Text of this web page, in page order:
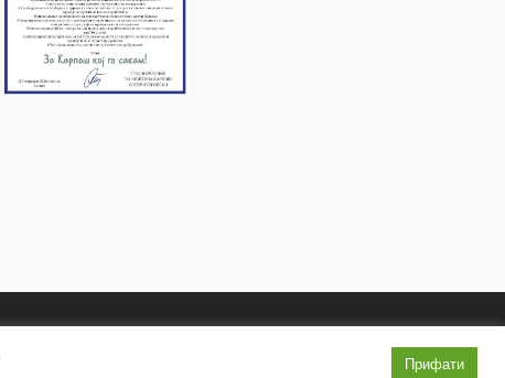
Политика на приватност
Прифати